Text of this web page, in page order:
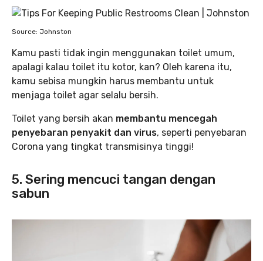
Source: Johnston
Kamu pasti tidak ingin menggunakan toilet umum,
apalagi kalau toilet itu kotor, kan? Oleh karena itu,
kamu sebisa mungkin harus membantu untuk
menjaga toilet agar selalu bersih.
Toilet yang bersih akan membantu mencegah
penyebaran penyakit dan virus, seperti penyebaran
Corona yang tingkat transmisinya tinggi!
5. Sering mencuci tangan dengan
sabun